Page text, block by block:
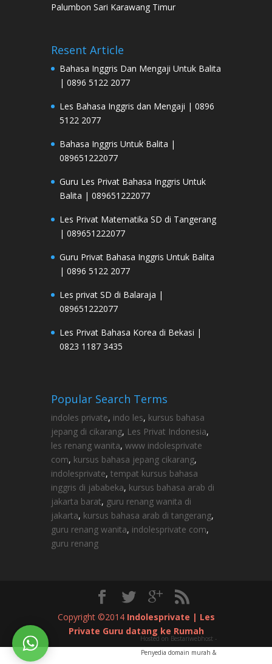
Palumbon Sari Karawang Timur
Resent Article
Bahasa Inggris Dan Mengaji Untuk Balita
| 0896 5122 2077
Les Bahasa Inggris dan Mengaji | 0896
5122 2077
Bahasa Inggris Untuk Balita |
089651222077
Guru Les Privat Bahasa Inggris Untuk
Balita | 089651222077
Les Privat Matematika SD di Tangerang
| 089651222077
Guru Privat Bahasa Inggris Untuk Balita
| 0896 5122 2077
Les privat SD di Balaraja |
089651222077
Les Privat Bahasa Korea di Bekasi |
0823 1187 3435
Popular Search Terms
indoles private, indo les, kursus bahasa
jepang di cikarang, Les Privat Indonesia,
les renang wanita, www indolesprivate
com, kursus bahasa jepang cikarang,
indolesprivate, tempat kursus bahasa
inggris di jababeka, kursus bahasa arab di
jakarta barat, guru renang wanita di
jakarta, kursus bahasa arab di tangerang,
guru renang wanita, indolesprivate com,
guru renang
Copyright ©2014 Indolesprivate | Les
Private Guru datang ke Rumah
Hosted on Bestariwebhost -
Penyedia domain murah &